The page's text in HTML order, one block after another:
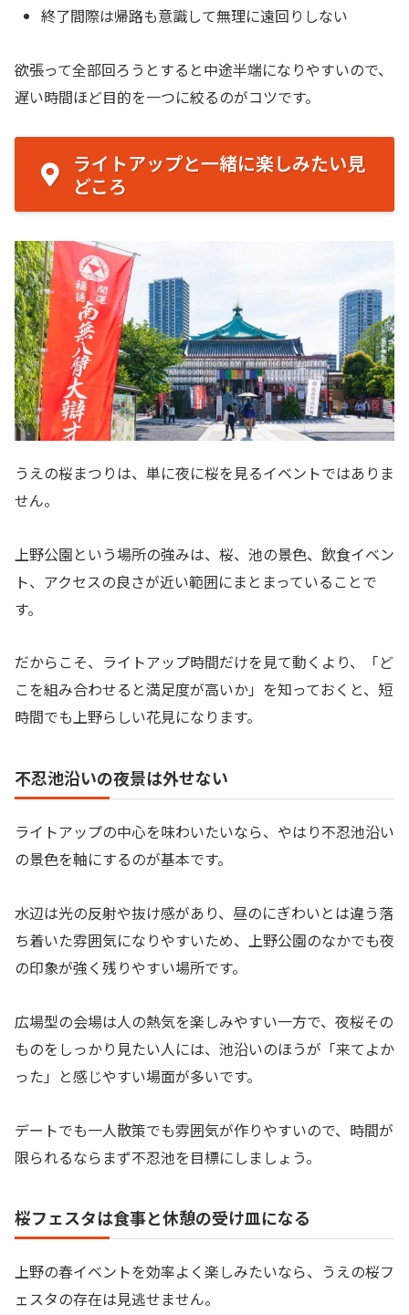
終了間際は帰路も意識して無理に遠回りしない
欲張って全部回ろうとすると中途半端になりやすいので、
遅い時間ほど目的を一つに絞るのがコツです。
ライトアップと一緒に楽しみたい見
どころ
うえの桜まつりは、単に夜に桜を見るイベントではありま
せん。
上野公園という場所の強みは、桜、池の景色、飲食イベン
ト、アクセスの良さが近い範囲にまとまっていることで
す。
だからこそ、ライトアップ時間だけを見て動くより、「ど
こを組み合わせると満足度が高いか」を知っておくと、短
時間でも上野らしい花見になります。
不忍池沿いの夜景は外せない
ライトアップの中心を味わいたいなら、やはり不忍池沿い
の景色を軸にするのが基本です。
水辺は光の反射や抜け感があり、昼のにぎわいとは違う落
ち着いた雰囲気になりやすいため、上野公園のなかでも夜
の印象が強く残りやすい場所です。
広場型の会場は人の熱気を楽しみやすい一方で、夜桜その
ものをしっかり見たい人には、池沿いのほうが「来てよか
った」と感じやすい場面が多いです。
デートでも一人散策でも雰囲気が作りやすいので、時間が
限られるならまず不忍池を目標にしましょう。
桜フェスタは食事と休憩の受け皿になる
上野の春イベントを効率よく楽しみたいなら、うえの桜フ
ェスタの存在は見逃せません。